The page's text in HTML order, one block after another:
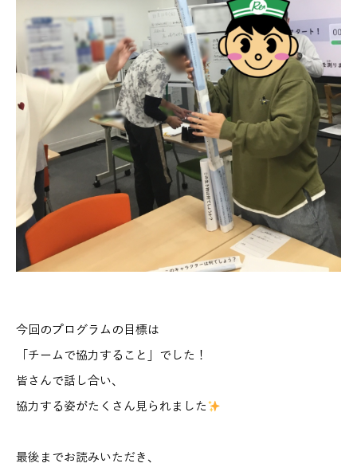
今回のプログラムの目標は
「チームで協力すること」でした！
皆さんで話し合い、
協力する姿がたくさん見られました
最後までお読みいただき、